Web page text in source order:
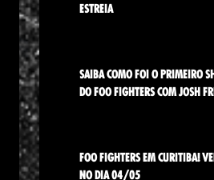
ESTREIA
SAIBA COMO FOI O PRIMEIRO
DO FOO FIGHTERS COM JOSH
FOO FIGHTERS EM CURITIBA!
NO DIA 04/05